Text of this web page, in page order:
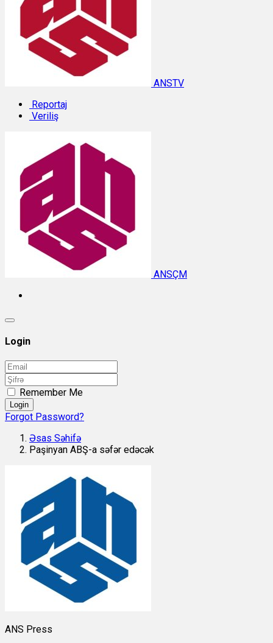
ANSTV
Reportaj
Veriliş
ANSÇM
Login
Remember Me
Login
Forgot Password?
Əsas Səhifə
Paşinyan ABŞ-a səfər edəcək
ANS Press